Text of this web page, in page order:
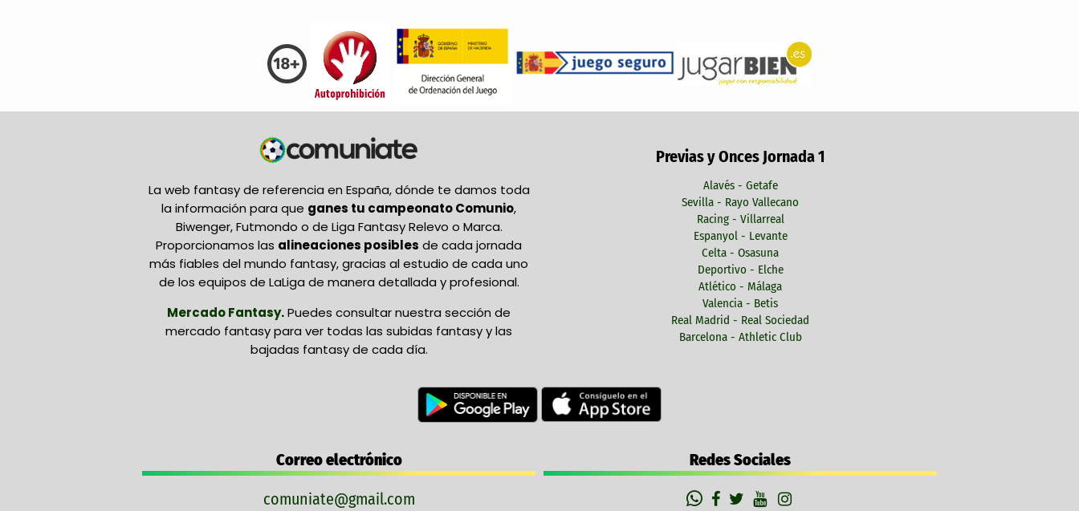
La web fantasy de referencia en España, dónde te damos toda
la información para que ganes tu campeonato Comunio,
Biwenger, Futmondo o de Liga Fantasy Relevo o Marca.
Proporcionamos las alineaciones posibles de cada jornada
más fiables del mundo fantasy, gracias al estudio de cada uno
de los equipos de LaLiga de manera detallada y profesional.
Mercado Fantasy.Puedes consultar nuestra sección de
mercado fantasy para ver todas las subidas fantasy y las
bajadas fantasy de cada día.
Previas y Onces Jornada 1
Alavés - Getafe
Sevilla - Rayo Vallecano
Racing - Villarreal
Espanyol - Levante
Celta - Osasuna
Deportivo - Elche
Atlético - Málaga
Valencia - Betis
Real Madrid - Real Sociedad
Barcelona - Athletic Club
Correo electrónico
comuniate@gmail.com
Redes Sociales